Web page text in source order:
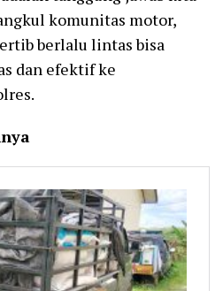
komunitas motor,
berlalu lintas bisa
dan efektif ke